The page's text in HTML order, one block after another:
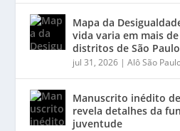
Mapa da
vida varia em mais
distritos de São Paulo
jul 31, 2026 |Alô São
Manuscrito inédito
revela detalhes da
juventude